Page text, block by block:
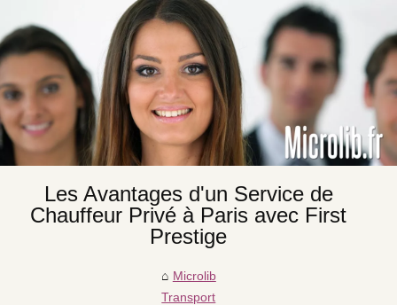
Les Avantages d'un Service de
Chauffeur Privé à Paris avec First
Prestige
Microlib
Transport